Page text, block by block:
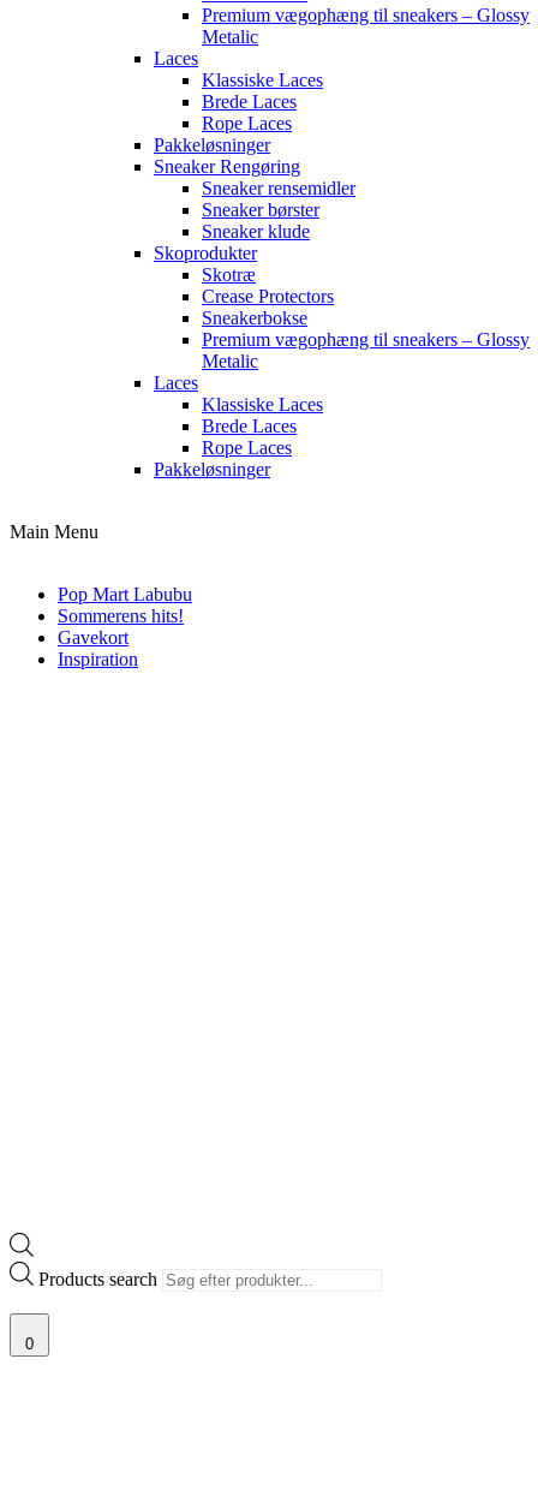
Premium vægophæng til sneakers – Glossy
Metalic
Laces
Klassiske Laces
Brede Laces
Rope Laces
Pakkeløsninger
Sneaker Rengøring
Sneaker rensemidler
Sneaker børster
Sneaker klude
Skoprodukter
Skotræ
Crease Protectors
Sneakerbokse
Premium vægophæng til sneakers – Glossy
Metalic
Laces
Klassiske Laces
Brede Laces
Rope Laces
Pakkeløsninger
Main Menu
Pop Mart Labubu
Sommerens hits!
Gavekort
Inspiration
Products search
0